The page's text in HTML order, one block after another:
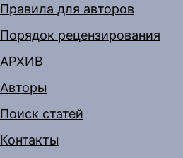
Правила для авторов
Порядок рецензирования
АРХИВ
Авторы
Поиск статей
Контакты